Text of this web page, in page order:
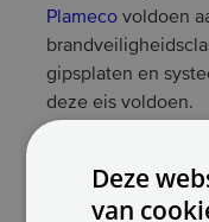
Plameco voldoen
gipsplaten en
deze eis voldoen.
Deze
van